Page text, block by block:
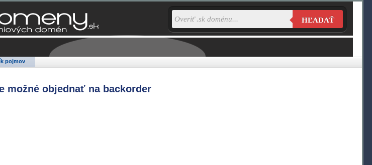
pojmov
HĽADAŤ
možné objednať na backorder